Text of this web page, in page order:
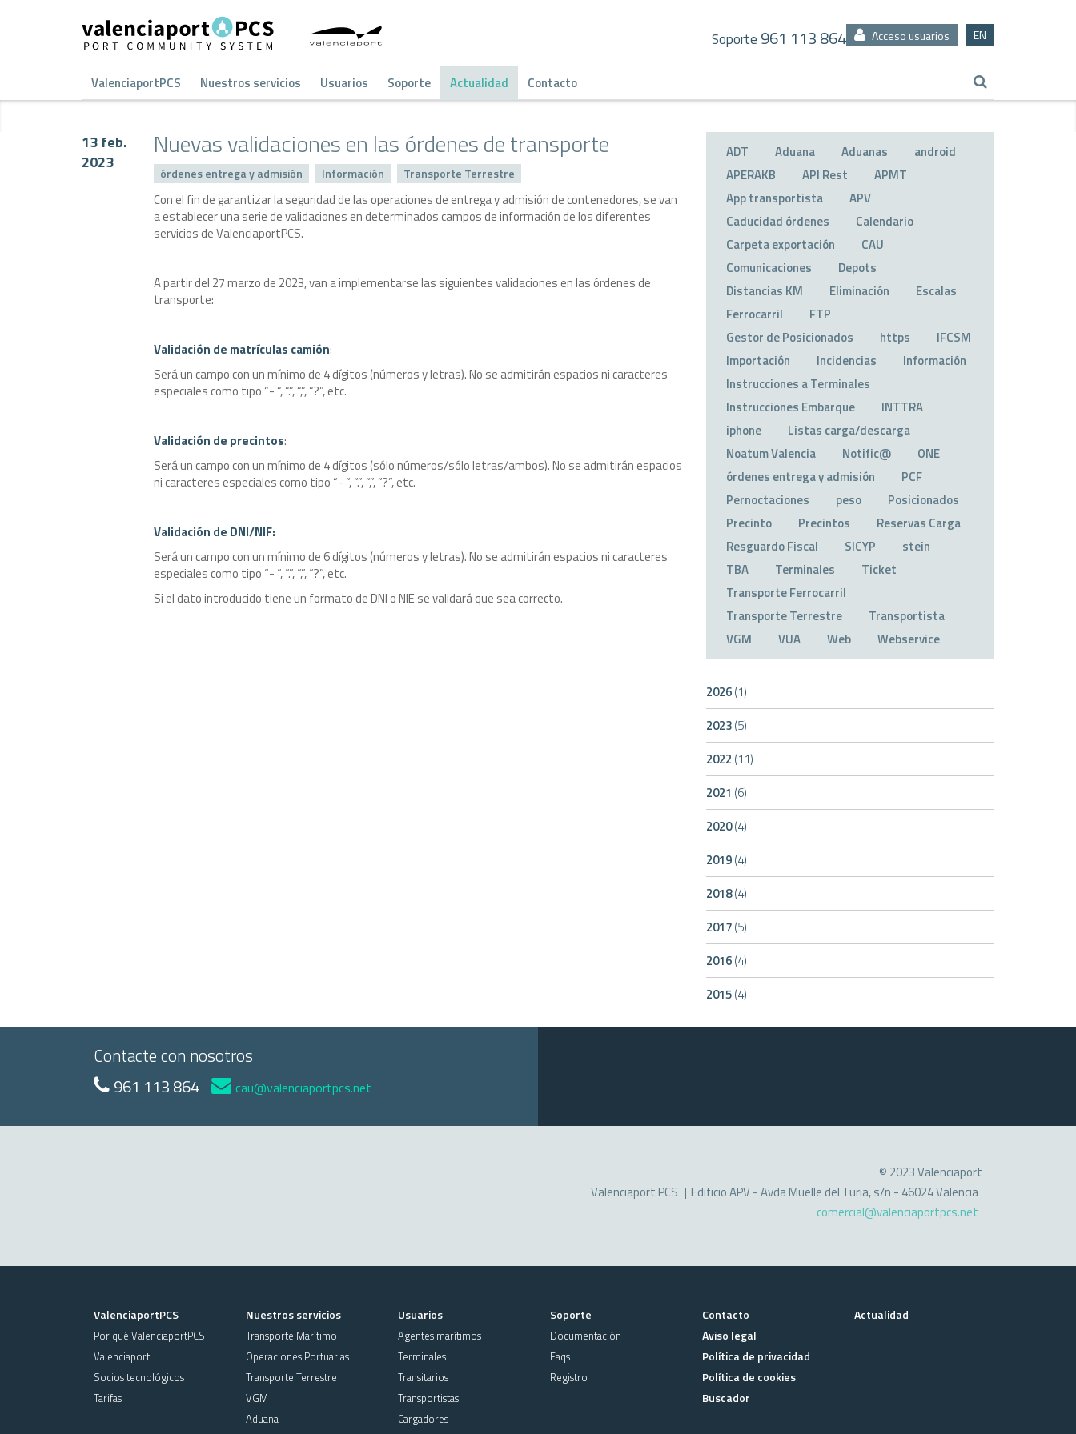
Soporte 961 113 864 Acceso usuarios EN
ValenciaportPCS Nuestros servicios Usuarios Soporte Actualidad Contacto
13 feb.
2023
Nuevas validaciones en las órdenes de transporte
órdenes entrega y admisión Información Transporte Terrestre
Con el fin de garantizar la seguridad de las operaciones de entrega y admisión de contenedores, se van
a establecer una serie de validaciones en determinados campos de información de los diferentes
servicios de ValenciaportPCS.
A partir del 27 marzo de 2023, van a implementarse las siguientes validaciones en las órdenes de
transporte:
Validación de matrículas camión:
Será un campo con un mínimo de 4 dígitos (números y letras). No se admitirán espacios ni caracteres
especiales como tipo “- “, “.”, “,”, “?”, etc.
Validación de precintos:
Será un campo con un mínimo de 4 dígitos (sólo números/sólo letras/ambos). No se admitirán espacios
ni caracteres especiales como tipo “- “, “.”, “,”, “?”, etc.
Validación de DNI/NIF:
Será un campo con un mínimo de 6 dígitos (números y letras). No se admitirán espacios ni caracteres
especiales como tipo “- “, “.”, “,”, “?”, etc.
Si el dato introducido tiene un formato de DNI o NIE se validará que sea correcto.
ADT Aduana Aduanas
android
APERAKB
API Rest
APMT
App transportista
APV
Caducidad órdenes
Calendario
Carpeta exportación
CAU
Comunicaciones
Depots
Distancias KM
Eliminación
Escalas
Ferrocarril
FTP
Gestor de Posicionados
https
IFCSM
Importación
Incidencias
Información
Instrucciones a Terminales
Instrucciones Embarque
INTTRA
iphone
Listas carga/descarga
Noatum Valencia
Notific@
ONE
órdenes entrega y admisión
PCF
Pernoctaciones
peso
Posicionados
Precinto
Precintos
Reservas Carga
Resguardo Fiscal
SICYP
stein
TBA
Terminales
Ticket
Transporte Ferrocarril
Transporte Terrestre
Transportista
VGM
VUA Web Webservice
2026(1)
2023(5)
2022 (11)
2021 (6)
2020(4)
2019(4)
2018(4)
2017(5)
2016(4)
2015(4)
Contacte con nosotros
961 113 864 cau@valenciaportpcs.net
© 2023 Valenciaport
Valenciaport PCS
Edificio APV - Avda Muelle del Turia, s/n - 46024 Valencia
comercial@valenciaportpcs.net
ValenciaportPCS
Por qué ValenciaportPCS
Valenciaport
Socios tecnológicos
Tarifas
Nuestros servicios
Transporte Marítimo
Operaciones Portuarias
Transporte Terrestre
VGM
Aduana
Usuarios
Agentes marítimos
Terminales
Transitarios
Transportistas
Cargadores
Soporte
Documentación
Faqs
Registro
Contacto
Actualidad
Aviso legal
Política de privacidad
Política de cookies
Buscador